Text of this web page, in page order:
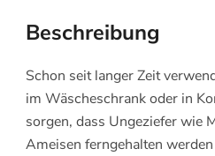
Beschreibung
Schon seit langer Zeit
im Wäscheschrank oder in
sorgen, dass Ungeziefer wie
Ameisen ferngehalten